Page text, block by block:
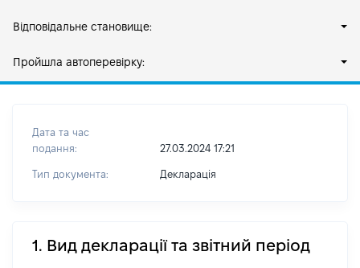
Відповідальне становище:
Пройшла автоперевірку:
Дата та час
подання:
27.03.2024 17:21
Тип документа: Декларація
1. Вид декларації та звітний період